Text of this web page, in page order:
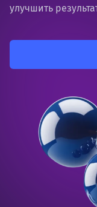
улучшить